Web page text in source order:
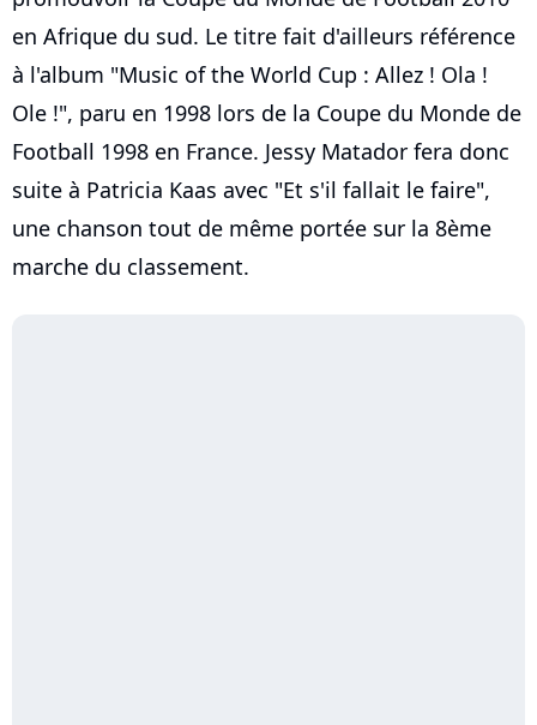
en Afrique du sud. Le titre fait d'ailleurs référence
à l'album "Music of the World Cup : Allez ! Ola !
Ole !", paru en 1998 lors de la Coupe du Monde de
Football 1998 en France. Jessy Matador fera donc
suite à Patricia Kaas avec "Et s'il fallait le faire",
une chanson tout de même portée sur la 8ème
marche du classement.